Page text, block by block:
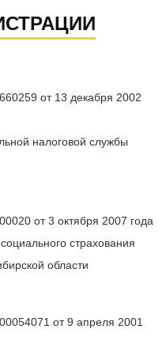
от 13 декабря 2002
налоговой службы
от 3 октября 2007 года
страхования
области
от 9 апреля 2001